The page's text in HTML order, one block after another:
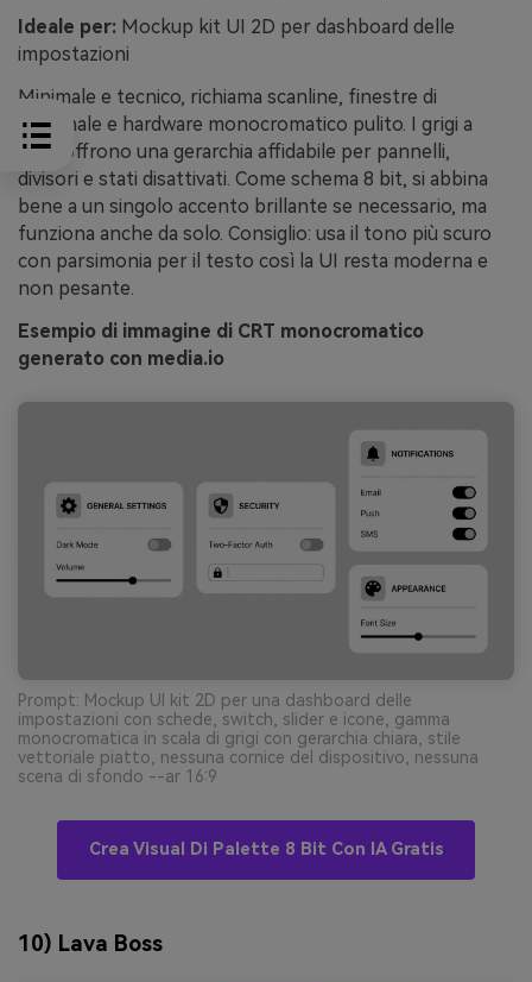
Ideale per: Mockup kit UI 2D per dashboard delle
impostazioni
Minimale e tecnico, richiama scanline, finestre di
terminale e hardware monocromatico pulito. I grigi a
step offrono una gerarchia affidabile per pannelli,
divisori e stati disattivati. Come schema 8 bit, si abbina
bene a un singolo accento brillante se necessario, ma
funziona anche da solo. Consiglio: usa il tono più scuro
con parsimonia per il testo così la UI resta moderna e
non pesante.
Esempio di immagine di CRT monocromatico
generato con media.io
Prompt: Mockup UI kit 2D per una dashboard delle
impostazioni con schede, switch, slider e icone, gamma
monocromatica in scala di grigi con gerarchia chiara, stile
vettoriale piatto, nessuna cornice del dispositivo, nessuna
scena di sfondo --ar 16:9
Crea Visual Di Palette 8 Bit Con IA Gratis
10) Lava Boss